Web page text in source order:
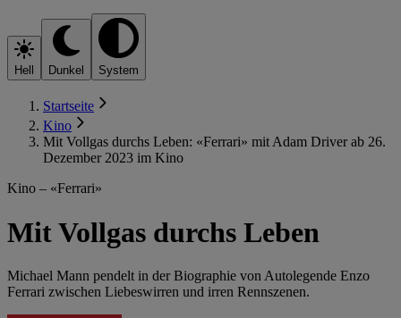
Hell Dunkel System
Startseite
Kino
Mit Vollgas durchs Leben: «Ferrari» mit Adam Driver ab 26.
Dezember 2023 im Kino
Kino – «Ferrari»
Mit Vollgas durchs Leben
Michael Mann pendelt in der Biographie von Autolegende Enzo
Ferrari zwischen Liebeswirren und irren Rennszenen.